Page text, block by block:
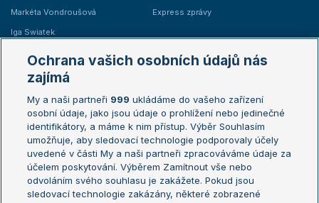
Markéta Vondroušová
Iga Swiatek
Express zprávy
Žebříčky
Žebříček ATP (muži)
Žebříček WTA (ženy)
Sázkařský žebříček
Australian Open
French Open
Wimbledon
US Open
Turnaj mistrů
Turnaj mistryň
Ochrana vašich osobních údajů nás
zajímá
My a naši partneři 999 ukládáme do vašeho zařízení
osobní údaje, jako jsou údaje o prohlížení nebo jedinečné
identifikátory, a máme k nim přístup. Výběr Souhlasím
umožňuje, aby sledovací technologie podporovaly účely
uvedené v části My a naši partneři zpracováváme údaje za
účelem poskytování. Výběrem Zamítnout vše nebo
odvoláním svého souhlasu je zakážete. Pokud jsou
sledovací technologie zakázány, některé zobrazené